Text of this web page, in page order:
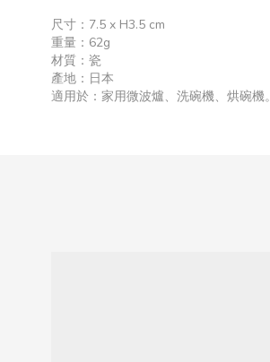
尺寸：7.5 x H3.5 cm
重量：62g
材質：瓷
產地：日本
適用於：家用微波爐、洗碗機、烘碗機。